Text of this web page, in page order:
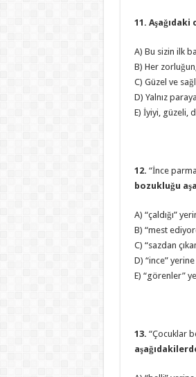
11.
A) Bu sizin ilk
B) Her
C) Güzel ve
D) Yalnız
E) İyiyi, güzeli,
12. “İnce
bozukluğu
A) “çaldığı”
B) “mest
C) “sazdan
D) “ince”
E) “görenler”
13. “Çocuklar